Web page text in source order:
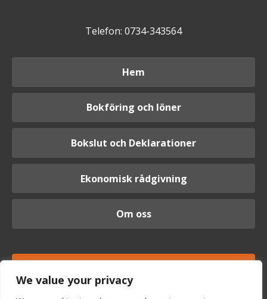
We value your privacy
Telefon: 0734-343564
Hem
Bokföring och löner
Bokslut och Deklarationer
Ekonomisk rådgivning
Om oss